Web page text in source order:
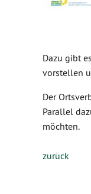
Dazu gibt
vorstellen
Der
Parallel
möchten.
zurück